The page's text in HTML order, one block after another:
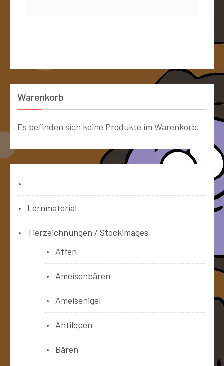
Warenkorb
Es befinden sich keine Produkte im Warenkorb.
Lernmaterial
Tierzeichnungen / Stockimages
Affen
Ameisenbären
Ameisenigel
Antilopen
Bären